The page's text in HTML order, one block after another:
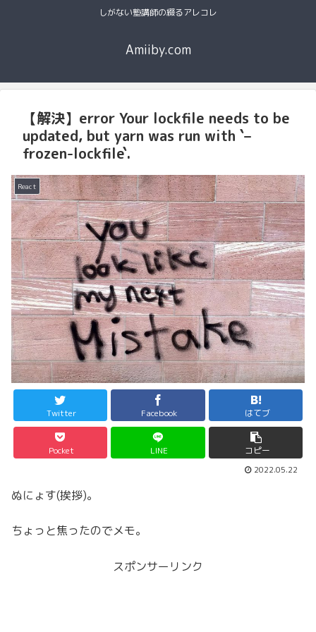
しがない塾講師の綴るアレコレ
Amiiby.com
【解決】error Your lockfile needs to be
updated, but yarn was run with `–
frozen-lockfile`.
React
Twitter Facebook はてブ
Pocket LINE コピー
2022.05.22
ぬにょす(挨拶)。
ちょっと焦ったのでメモ。
スポンサーリンク